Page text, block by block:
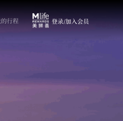
行程 登录/加入会员